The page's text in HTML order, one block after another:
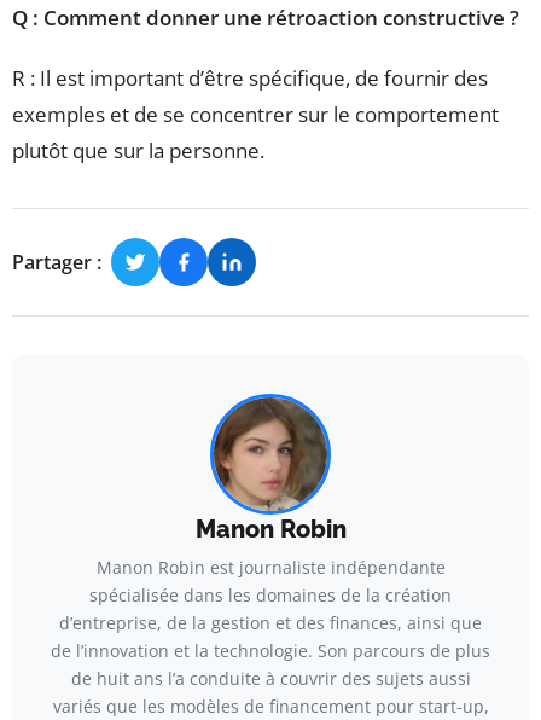
Q : Comment donner une rétroaction constructive ?
R : Il est important d’être spécifique, de fournir des
exemples et de se concentrer sur le comportement
plutôt que sur la personne.
Partager :
Manon Robin
Manon Robin est journaliste indépendante
spécialisée dans les domaines de la création
d’entreprise, de la gestion et des finances, ainsi que
de l’innovation et la technologie. Son parcours de plus
de huit ans l’a conduite à couvrir des sujets aussi
variés que les modèles de financement pour start-up,